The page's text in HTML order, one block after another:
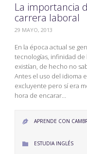
La importancia
carrera laboral
29 MAYO, 2013
En la época actual se
tecnologías, infinidad
existían, de hecho no
Antes el uso del idioma
excluyente pero sí era
hora de encarar…
 APRENDE CON
 CATEGORY
ESTUDIA INGLÉS